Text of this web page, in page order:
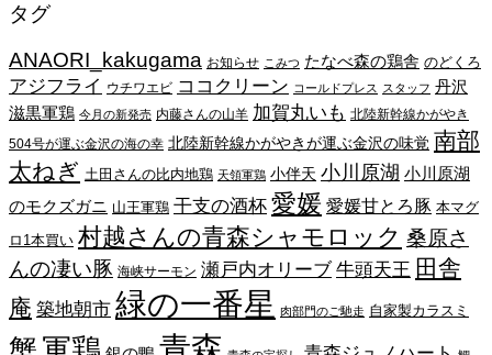
カ
ブ
タグ
ANAORI_kakugama お知らせ こみつ たなべ森の鶏舎 のどくろ
アジフライ ウチワエビ ココクリーン コールドプレス スタッフ 丹沢
滋黒軍鶏 今月の新発売 内藤さんの山羊 加賀丸いも 北陸新幹線かがやき
504号が運ぶ金沢の海の幸 北陸新幹線かがやきが運ぶ金沢の味覚 南部
太ねぎ 土田さんの比内地鶏 天領軍鶏 小伴天 小川原湖 小川原湖
のモクズガニ 山王軍鶏 干支の酒杯 愛媛 愛媛甘とろ豚 本マグ
ロ1本買い 村越さんの青森シャモロック 桑原さ
んの凄い豚 海峡サーモン 瀬戸内オリーブ 牛頭天王 田舎
庵 築地朝市 緑の一番星 肉部門のご馳走 自家製カラスミ